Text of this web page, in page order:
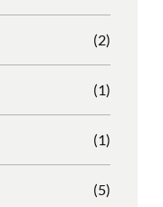
(2)
(1)
(1)
(5)